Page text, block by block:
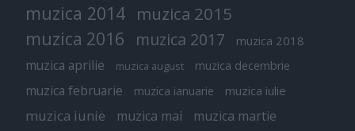
muzica 2014 muzica 2015
muzica 2016 muzica 2017 muzica 2018
muzica aprilie muzica august muzica decembrie
muzica februarie muzica ianuarie muzica iulie
muzica iunie muzica mai muzica martie